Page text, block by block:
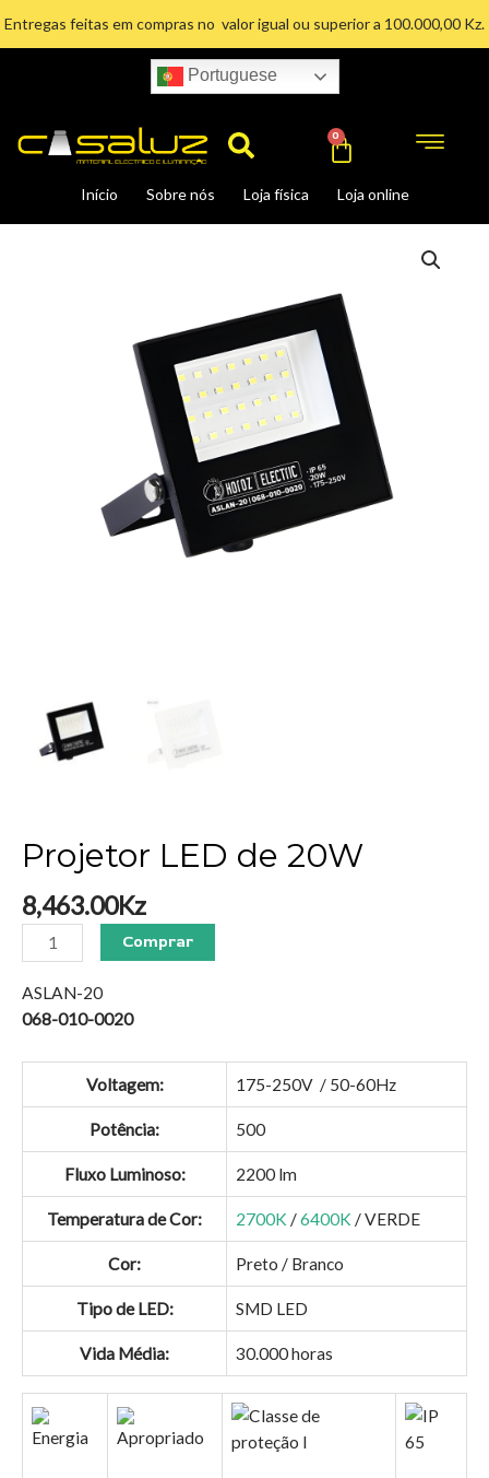
Entregas feitas em compras no valor igual ou superior a 100.000,00 Kz.
Portuguese
Search
Início Sobre nós Loja física Loja online
0 Cart
Projetor LED de 20W
8,463.00Kz
Comprar
ASLAN-20
068-010-0020
Voltagem: 175-250V / 50-60Hz
Potência: 500
Fluxo Luminoso: 2200 lm
Temperatura de Cor: 2700K /6400K / VERDE
Cor: Preto / Branco
Tipo de LED: SMD LED
Vida Média: 30.000 horas